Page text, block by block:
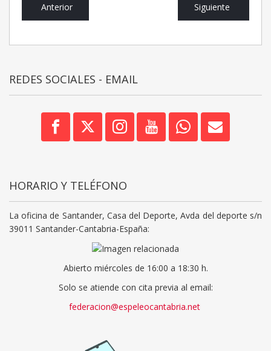
Anterior Siguiente
REDES SOCIALES - EMAIL
HORARIO Y TELÉFONO
La oficina de Santander, Casa del Deporte, Avda del deporte s/n
39011 Santander-Cantabria-España:
Abierto miércoles de 16:00 a 18:30 h.
Solo se atiende con cita previa al email:
federacion@espeleocantabria.net